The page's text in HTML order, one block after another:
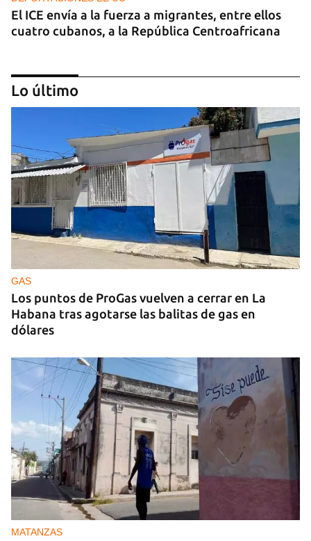
El ICE envía a la fuerza a migrantes, entre ellos
cuatro cubanos, a la República Centroafricana
GUERRA
Ucrania ataca otro centro logístico del Amazon
ruso, esta vez en los Urales
Lo último
GAS
Los puntos de ProGas vuelven a cerrar en La
Habana tras agotarse las balitas de gas en
dólares
MATANZAS